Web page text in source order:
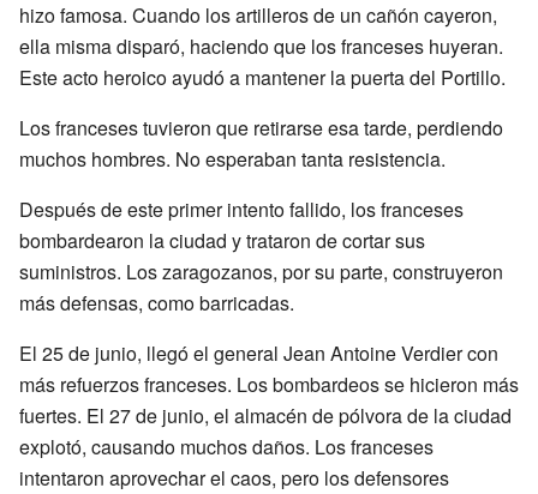
hizo famosa. Cuando los artilleros de un cañón cayeron,
ella misma disparó, haciendo que los franceses huyeran.
Este acto heroico ayudó a mantener la puerta del Portillo.
Los franceses tuvieron que retirarse esa tarde, perdiendo
muchos hombres. No esperaban tanta resistencia.
Después de este primer intento fallido, los franceses
bombardearon la ciudad y trataron de cortar sus
suministros. Los zaragozanos, por su parte, construyeron
más defensas, como barricadas.
El 25 de junio, llegó el general Jean Antoine Verdier con
más refuerzos franceses. Los bombardeos se hicieron más
fuertes. El 27 de junio, el almacén de pólvora de la ciudad
explotó, causando muchos daños. Los franceses
intentaron aprovechar el caos, pero los defensores